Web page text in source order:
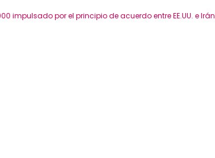
impulsado por el principio de acuerdo entre EE.UU. e Irán